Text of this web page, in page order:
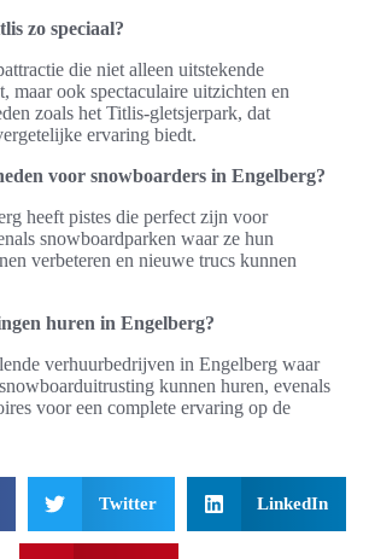
zo speciaal?
die niet alleen uitstekende
maar ook spectaculaire uitzichten en
zoals het Titlis-gletsjerpark, dat
ervaring biedt.
voor snowboarders in Engelberg?
heeft pistes die perfect zijn voor
snowboardparken waar ze hun
verbeteren en nieuwe trucs kunnen
huren in Engelberg?
verhuurbedrijven in Engelberg waar
kunnen huren, evenals
voor een complete ervaring op de
Twitter LinkedIn